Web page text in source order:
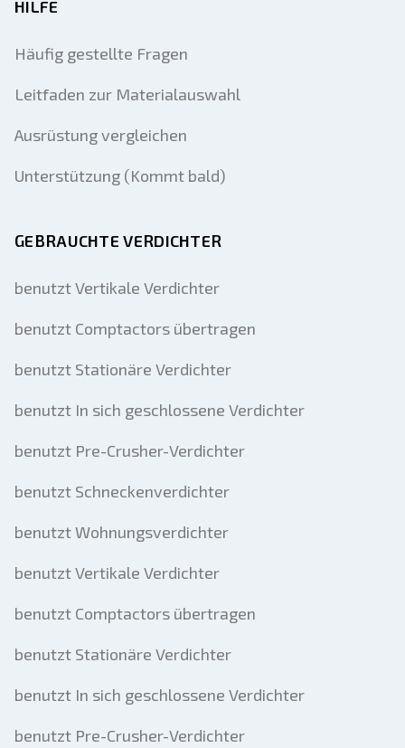
HILFE
Häufig gestellte Fragen
Leitfaden zur Materialauswahl
Ausrüstung vergleichen
Unterstützung (Kommt bald)
GEBRAUCHTE VERDICHTER
benutzt Vertikale Verdichter
benutzt Comptactors übertragen
benutzt Stationäre Verdichter
benutzt In sich geschlossene Verdichter
benutzt Pre-Crusher-Verdichter
benutzt Schneckenverdichter
benutzt Wohnungsverdichter
benutzt Vertikale Verdichter
benutzt Comptactors übertragen
benutzt Stationäre Verdichter
benutzt In sich geschlossene Verdichter
benutzt Pre-Crusher-Verdichter